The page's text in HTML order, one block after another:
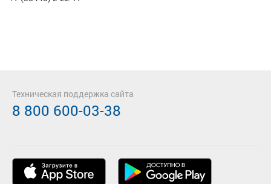
Техническая поддержка сайта
8 800 600-03-38